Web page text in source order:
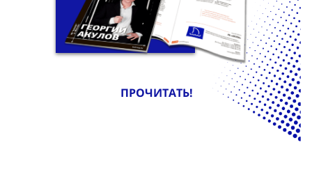
ПРОЧИТАТЬ!